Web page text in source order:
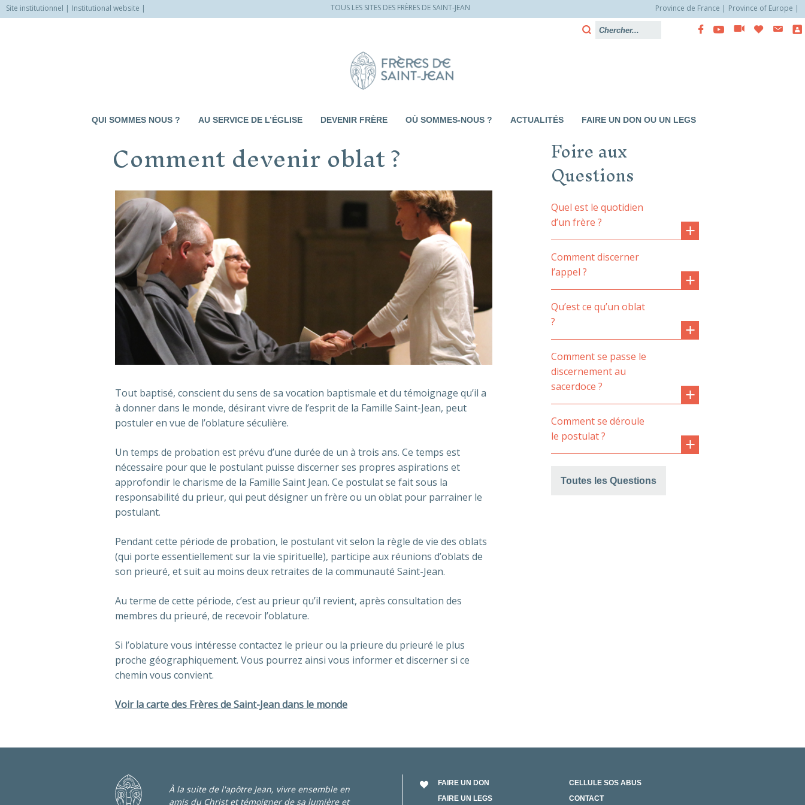
Site institutionnel Institutional website TOUS LES SITES DES FRÈRES DE SAINT-JEAN Province de France
Province of Europe
QUI SOMMES NOUS ? AU SERVICE DE L’ÉGLISE DEVENIR FRÈRE OÙ SOMMES-NOUS ? ACTUALITÉS FAIRE UN DON OU UN LEGS
Comment devenir oblat ?
Tout baptisé, conscient du sens de sa vocation baptismale et du témoignage qu’il a
à donner dans le monde, désirant vivre de l’esprit de la Famille Saint-Jean, peut
postuler en vue de l’oblature séculière.
Un temps de probation est prévu d’une durée de un à trois ans. Ce temps est
nécessaire pour que le postulant puisse discerner ses propres aspirations et
approfondir le charisme de la Famille Saint Jean. Ce postulat se fait sous la
responsabilité du prieur, qui peut désigner un frère ou un oblat pour parrainer le
postulant.
Pendant cette période de probation, le postulant vit selon la règle de vie des oblats
(qui porte essentiellement sur la vie spirituelle), participe aux réunions d’oblats de
son prieuré, et suit au moins deux retraites de la communauté Saint-Jean.
Au terme de cette période, c’est au prieur qu’il revient, après consultation des
membres du prieuré, de recevoir l’oblature.
Si l’oblature vous intéresse contactez le prieur ou la prieure du prieuré le plus
proche géographiquement. Vous pourrez ainsi vous informer et discerner si ce
chemin vous convient.
Voir la carte des Frères de Saint-Jean dans le monde
Foire aux
Questions
Quel est le quotidien
d’un frère ?
Comment discerner
l’appel ?
Qu’est ce qu’un oblat
?
Comment se passe le
discernement au
sacerdoce ?
Comment se déroule
le postulat ?
Toutes les Questions
À la suite de l'apôtre Jean, vivre ensemble en
amis du Christ et témoigner de sa lumière et
FAIRE UN DON
FAIRE UN LEGS
CELLULE SOS ABUS
CONTACT